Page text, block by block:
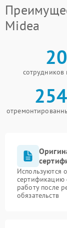
Midea
20
сотрудников
Используются
сертификацию
работу после
обязательств